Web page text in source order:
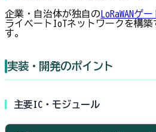
企業・自治体が独自のLoRaWANゲ
ライベートIoTネットワークを構
す。
実装・開発のポイント
主要IC・モジュール